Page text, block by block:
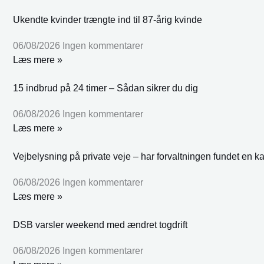
Ukendte kvinder trængte ind til 87-årig kvinde
06/08/2026 Ingen kommentarer
Læs mere »
15 indbrud på 24 timer – Sådan sikrer du dig
06/08/2026 Ingen kommentarer
Læs mere »
Vejbelysning på private veje – har forvaltningen fundet en
06/08/2026 Ingen kommentarer
Læs mere »
DSB varsler weekend med ændret togdrift
06/08/2026 Ingen kommentarer